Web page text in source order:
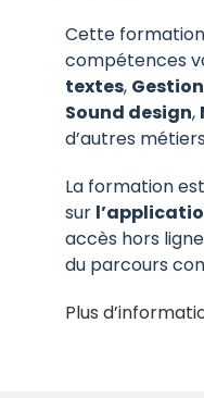
Cette
compétences
textes,
Sound design,
d’autres
La formation
sur
accès hors
du parcours
Plus